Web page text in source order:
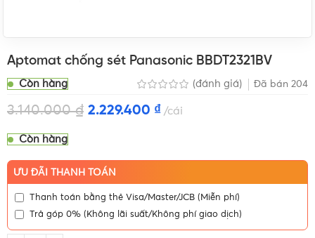
Aptomat chống sét Panasonic BBDT2321BV
Còn hàng (đánh giá) Đã bán 204
3.140.000₫ 2.229.400 ₫ cái
Còn hàng
ƯU ĐÃI THANH TOÁN
Thanh toán bằng thẻ Visa/Master/JCB (Miễn phí)
Trả góp 0% (Không lãi suất/Không phí giao dịch)